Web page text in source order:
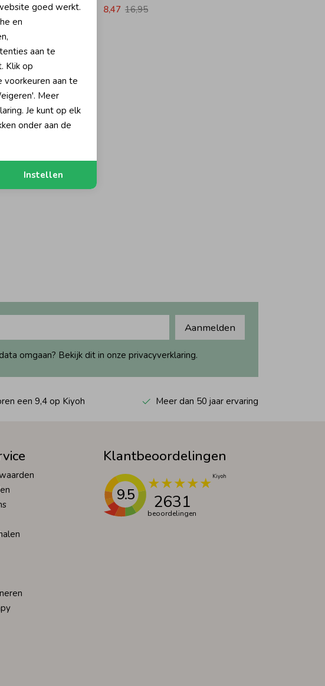
8,47 16,95
Aanmelden
omgaan? Bekijk dit in onze privacyverklaring.
een 9,4 op Kiyoh Meer dan 50 jaar ervaring
Klantbeoordelingen
9.5 2631
beoordelingen
goed werkt.
en
aan te
Klik op
voorkeuren aan te
Meer
Je kunt op elk
onder aan de
Instellen